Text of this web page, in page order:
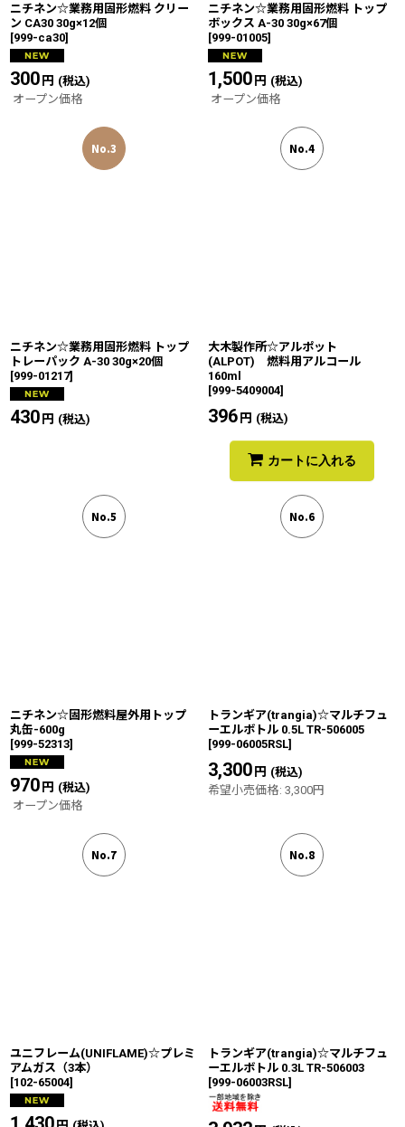
ニチネン☆業務用固形燃料 クリー
ン CA30 30g×12個
[999-ca30]
300円 (税込)
オープン価格
ニチネン☆業務用固形燃料 トップ
ボックス A-30 30g×67個
[999-01005]
1,500円 (税込)
オープン価格
No.3
ニチネン☆業務用固形燃料 トップ
トレーパック A-30 30g×20個
[999-01217]
430円 (税込)
No.4
大木製作所☆アルポット
(ALPOT) 燃料用アルコール
160ml
[999-5409004]
396円 (税込)
カートに入れる
No.5
ニチネン☆固形燃料屋外用トップ
丸缶-600g
[999-52313]
970円 (税込)
オープン価格
No.6
トランギア(trangia)☆マルチフュ
ーエルボトル 0.5L TR-506005
[999-06005RSL]
3,300円 (税込)
希望小売価格: 3,300円
No.7
ユニフレーム(UNIFLAME)☆プレミ
アムガス（3本）
[102-65004]
No.8
トランギア(trangia)☆マルチフュ
ーエルボトル 0.3L TR-506003
[999-06003RSL]